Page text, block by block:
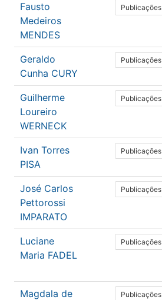
Fausto
Medeiros
MENDES
Publicações
Geraldo
Cunha CURY
Publicações
Guilherme
Loureiro
WERNECK
Publicações
Ivan Torres
PISA
Publicações
José Carlos
Pettorossi
IMPARATO
Publicações
Luciane
Maria FADEL
Publicações
Magdala de Publicações